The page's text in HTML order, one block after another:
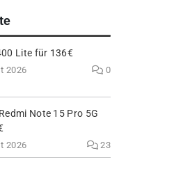
Lite für 136€
2026 0
Note 15 Pro 5G
2026 23